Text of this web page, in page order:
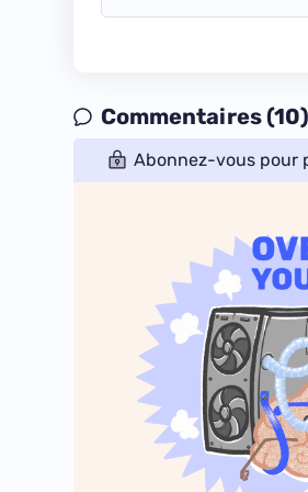
Commentaires (10)
Abonnez-vous pour